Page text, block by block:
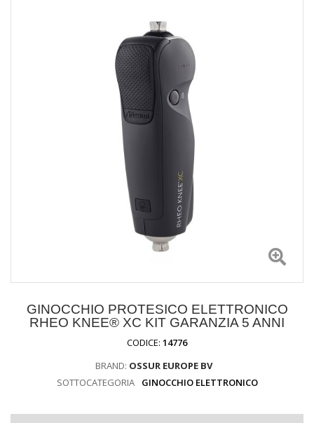
GINOCCHIO PROTESICO ELETTRONICO
RHEO KNEE® XC KIT GARANZIA 5 ANNI
CODICE: 14776
BRAND: OSSUR EUROPE BV
SOTTOCATEGORIA
GINOCCHIO ELETTRONICO